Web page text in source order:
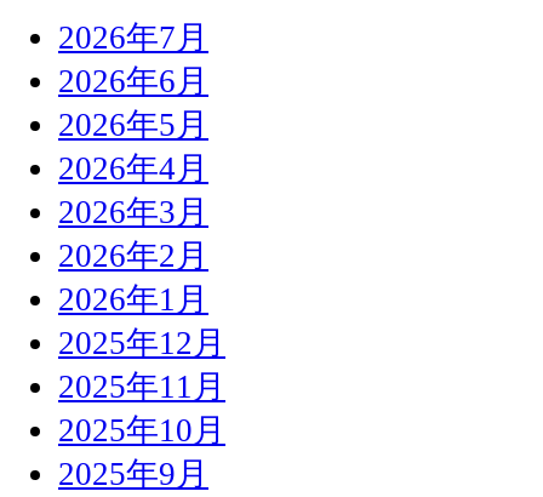
2026年7月
2026年6月
2026年5月
2026年4月
2026年3月
2026年2月
2026年1月
2025年12月
2025年11月
2025年10月
2025年9月